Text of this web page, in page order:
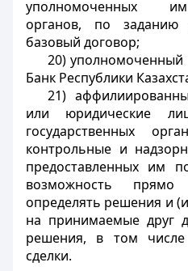
уполномоченных
органов, по заданию
базовый договор;
20)
Банк Республики
21)
или юридические
государственных
контрольные и
предоставленных им
возможность
определять решения и
на принимаемые друг
решения, в том
сделки.